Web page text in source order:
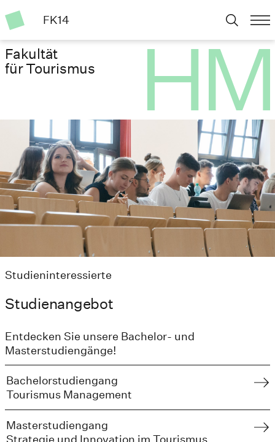
FK14
Fakultät
für Tourismus
Studieninteressierte
Studienangebot
Entdecken Sie unsere Bachelor- und
Masterstudiengänge!
Bachelorstudiengang
Tourismus Management
Masterstudiengang
Strategie und Innovation im Tourismus